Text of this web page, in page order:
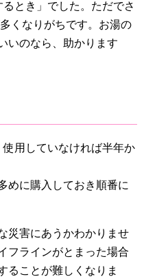
とき」でした。ただでさ
くなりがちです。お湯の
いのなら、助かります
用していなければ半年か
めに購入しておき順番に
災害にあうかわかりませ
フラインがとまった場合
ることが難しくなりま